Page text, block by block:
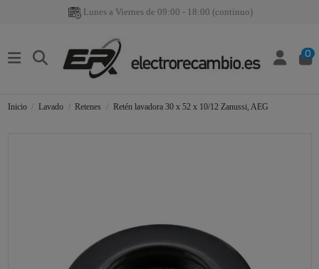
Lunes a Viernes de 09:00 - 18:00 (continuo)
0
Inicio Lavado Retenes Retén lavadora 30 x 52 x 10/12 Zanussi, AEG